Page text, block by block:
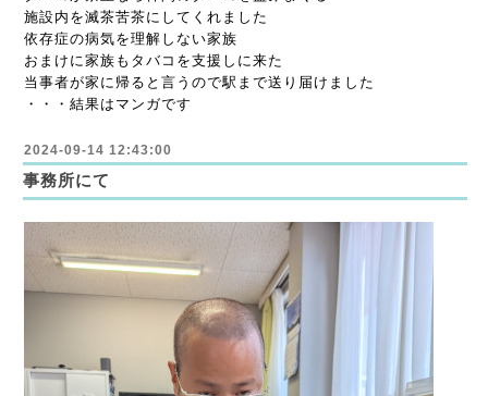
施設内を滅茶苦茶にしてくれました
依存症の病気を理解しない家族
おまけに家族もタバコを支援しに来た
当事者が家に帰ると言うので駅まで送り届けました
・・・結果はマンガです
2024-09-14 12:43:00
事務所にて